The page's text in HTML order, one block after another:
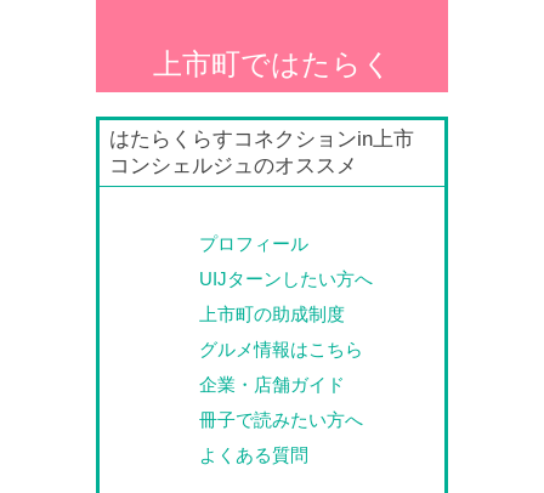
上市町ではたらく
はたらくらすコネクションin上市
コンシェルジュのオススメ
プロフィール
UIJターンしたい方へ
上市町の助成制度
グルメ情報はこちら
企業・店舗ガイド
冊子で読みたい方へ
よくある質問